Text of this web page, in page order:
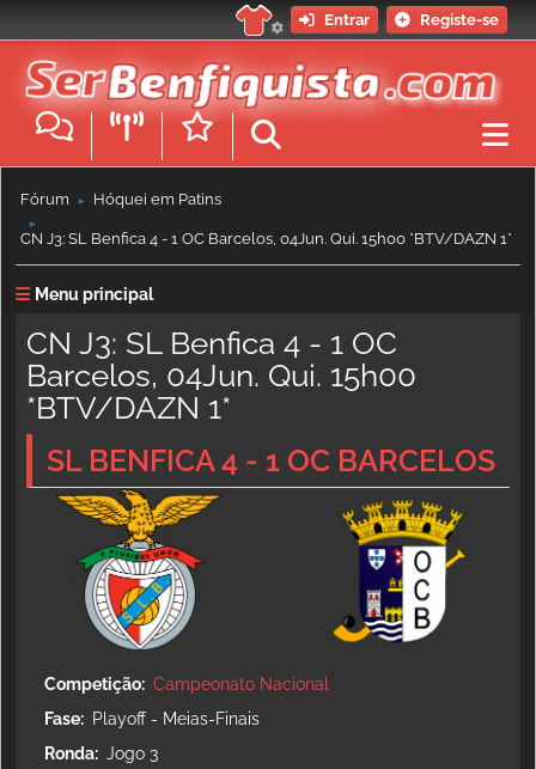
Entrar Registe-se
Fórum ► Hóquei em Patins
►
CN J3: SL Benfica 4 - 1 OC Barcelos, 04Jun. Qui. 15h00 *BTV/DAZN 1*
Menu principal
CN J3: SL Benfica 4 - 1 OC
Barcelos, 04Jun. Qui. 15h00
*BTV/DAZN 1*
SL BENFICA 4 - 1 OC BARCELOS
Competição
Campeonato Nacional
Fase
Playoff - Meias-Finais
Ronda
Jogo 3